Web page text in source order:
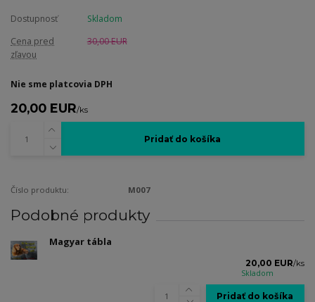
Dostupnosť
Skladom
Cena pred
zľavou
30,00 EUR
Nie sme platcovia DPH
20,00 EUR/ks
Pridať do košíka
Číslo produktu: M007
Podobné produkty
Magyar tábla
20,00 EUR/ks
Skladom
Pridať do košíka